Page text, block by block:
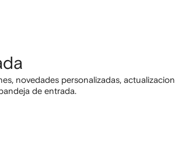
novedades personalizadas,
de entrada.